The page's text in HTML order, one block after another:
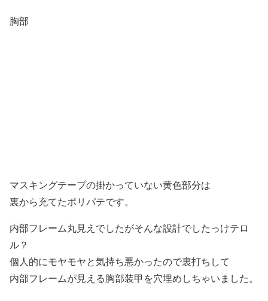
胸部
マスキングテープの掛かっていない黄色部分は
裏から充てたポリパテです。
内部フレーム丸見えでしたがそんな設計でしたっけテロ
ル？
個人的にモヤモヤと気持ち悪かったので裏打ちして
内部フレームが見える胸部装甲を穴埋めしちゃいました。